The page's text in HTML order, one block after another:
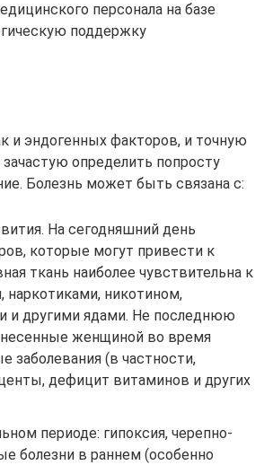
персонала на базе
поддержку
и эндогенных факторов, и точную
определить попросту
Болезнь может быть связана с:
На сегодняшний день
которые могут привести к
ткань наиболее чувствительна к
наркотиками, никотином,
и другими ядами. Не последнюю
женщиной во время
заболевания (в частности,
дефицит витаминов и других
периоде: гипоксия, черепно-
болезни в раннем (особенно